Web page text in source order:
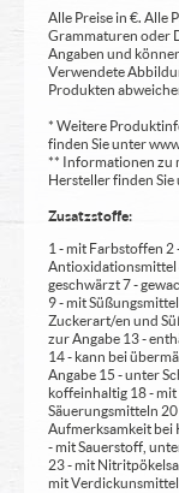
Alle Preise in €. Alle
Grammaturen oder
Angaben und
Verwendete
Produkten
* Weitere
finden Sie unter
** Informationen zu
Hersteller finden
Zusatzstoffe:
1 - mit Farbstoffen
Antioxidationsmittel
geschwärzt 7 -
9 - mit
Zuckerart/en und
zur Angabe 13 -
14 - kann bei
Angabe 15 - unter
koffeinhaltig 18 -
Säuerungsmitteln
Aufmerksamkeit
- mit Sauerstoff,
23 - mit
mit Verdickunsmittel